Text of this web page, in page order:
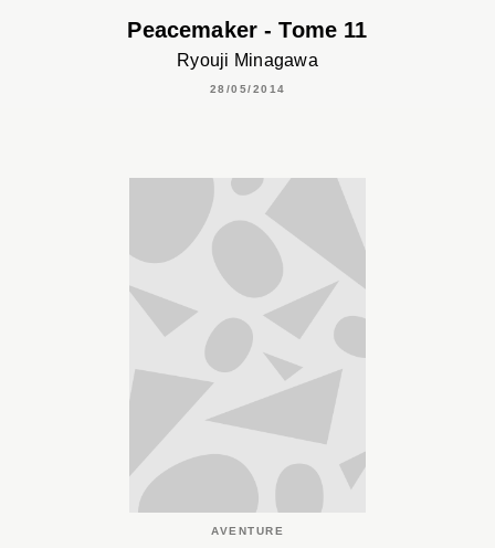
Peacemaker - Tome 11
Ryouji Minagawa
28/05/2014
AVENTURE